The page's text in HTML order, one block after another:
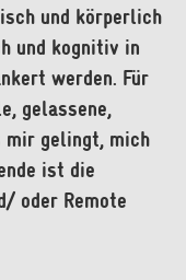
und körperlich
und kognitiv in
werden. Für
gelassene,
mir gelingt, mich
ist die
oder Remote
anregende
begeistert
und Struktur des
Ablenkung und
seiner
beurteilt. Super
Stunden